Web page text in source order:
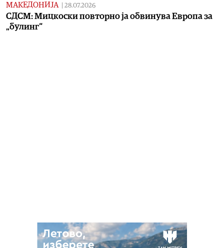
МАКЕДОНИЈА | 28.07.2026
СДСМ: Мицкоски повторно ја обвинува Европа за
„булинг“